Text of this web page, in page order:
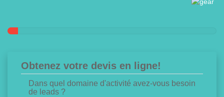
Obtenez votre devis en ligne!
Dans quel domaine d'activité avez-vous besoin
de leads ?